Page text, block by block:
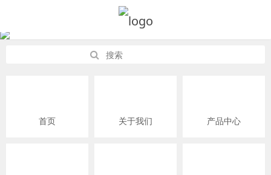
首页 关于我们 产品中心